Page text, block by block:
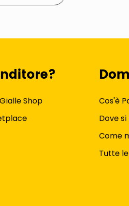
Shop
Cos'è
Dove
Come
Tutte